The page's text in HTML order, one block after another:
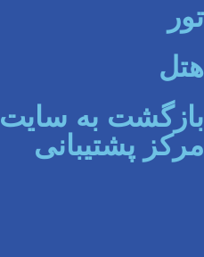
تور
هتل
بازگشت به سایت
مرکز پشتیبانی